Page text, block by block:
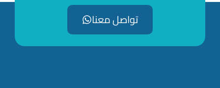
تواصل معنا